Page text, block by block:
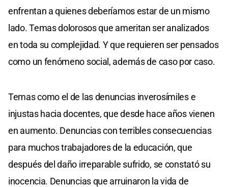
enfrentan a quienes deberíamos estar de un mismo
lado. Temas dolorosos que ameritan ser analizados
en toda su complejidad. Y que requieren ser pensados
como un fenómeno social, además de caso por caso.
Temas como el de las denuncias inverosímiles e
injustas hacia docentes, que desde hace años vienen
en aumento. Denuncias con terribles consecuencias
para muchos trabajadores de la educación, que
después del daño irreparable sufrido, se constató su
inocencia. Denuncias que arruinaron la vida de